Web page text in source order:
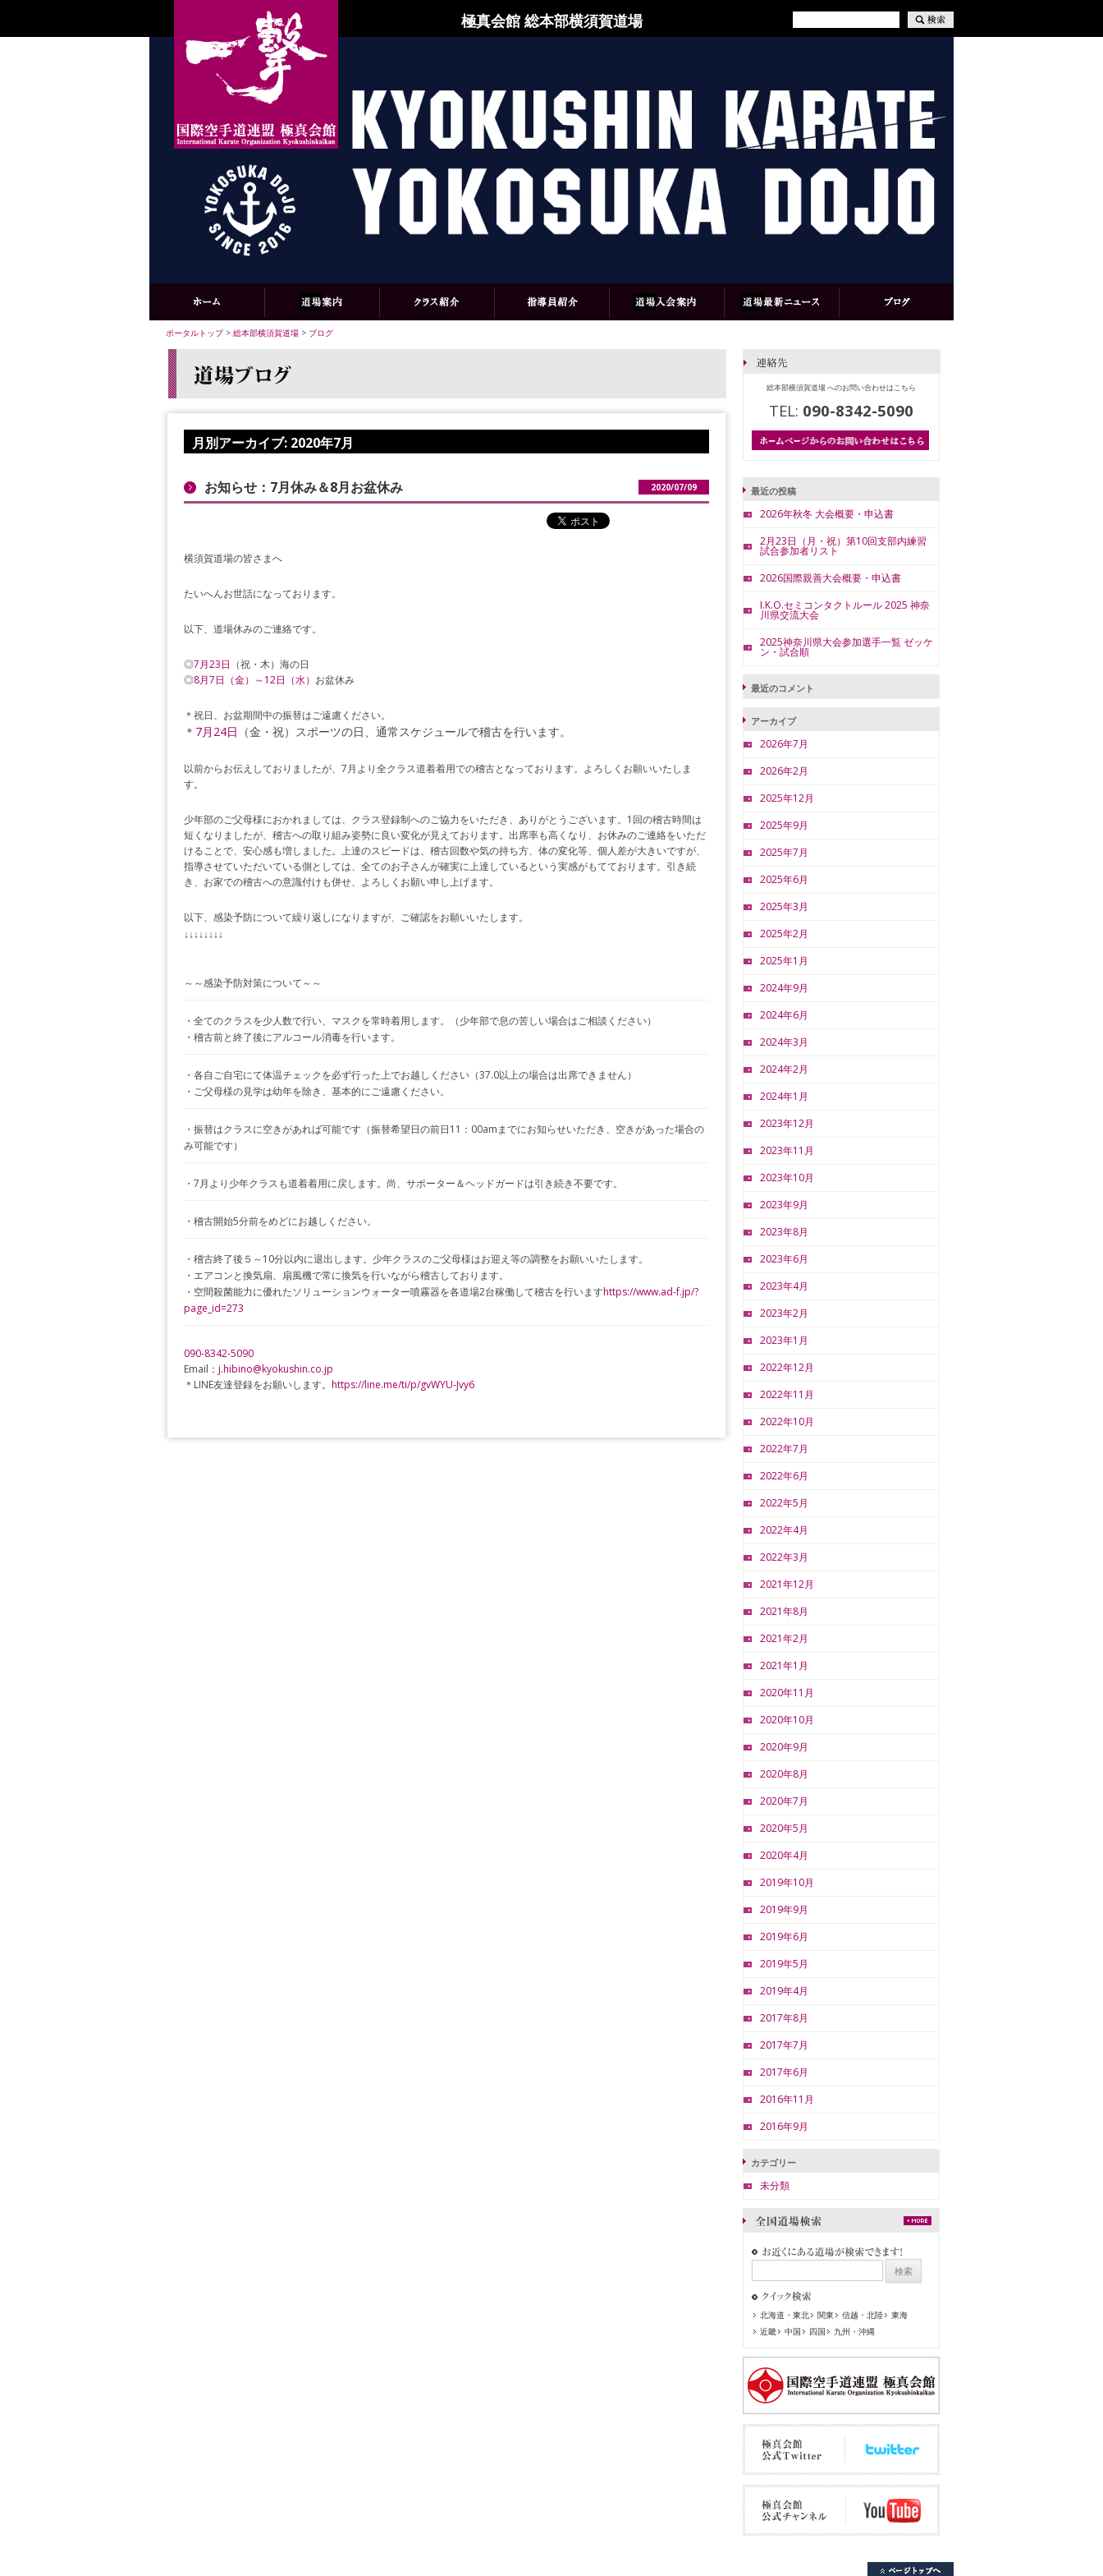
極真会館 総本部横須賀道場
ポータルトップ> 総本部横須賀道場 > ブログ
月別アーカイブ: 2020年7月
お知らせ：7月休み＆8月お盆休み 2020/07/09
横須賀道場の皆さまへ
たいへんお世話になっております。
以下、道場休みのご連絡です。
◎7月23日 （祝・木）海の日
◎8月7日（金）～12日（水） お盆休み
＊祝日、お盆期間中の振替はご遠慮ください。
＊ 7月 24日 （金・祝）スポーツの日、通常スケジュールで稽古を行います。
以前からお伝えしておりましたが、7月より全クラス道着着用での稽古となっております。よろしくお願いいたしま
す。
少年部のご父母様におかれましては、クラス登録制へのご協力をいただき、ありがとうございます。1回の稽古時間は
短くなりましたが、稽古への取り組み姿勢に良い変化が見えております。出席率も高くなり、お休みのご連絡をいただ
けることで、安心感も増しました。上達のスピードは、稽古回数や気の持ち方、体の変化等、個人差が大きいですが、
指導させていただいている側としては、全てのお子さんが確実に上達しているという実感がもてております。引き続
き、お家での稽古への意識付けも併せ、よろしくお願い申し上げます。
以下、感染予防について繰り返しになりますが、ご確認をお願いいたします。
↓↓↓↓↓↓↓↓
～～感染予防対策について～～
・全てのクラスを少人数で行い、マスクを常時着用します。（少年部で息の苦しい場合はご相談ください）
・稽古前と終了後にアルコール消毒を行います。
・各自ご自宅にて体温チェックを必ず行った上でお越しください（37.0以上の場合は出席できません）
・ご父母様の見学は幼年を除き、基本的にご遠慮ください。
・振替はクラスに空きがあれば可能です（振替希望日の前日11：00amまでにお知らせいただき、空きがあった場合の
み可能です）
・7月より少年クラスも道着着用に戻します。尚、サポーター＆ヘッドガードは引き続き不要です。
・稽古開始5分前をめどにお越しください。
・稽古終了後５～10分以内に退出します。少年クラスのご父母様はお迎え等の調整をお願いいたします。
・エアコンと換気扇、扇風機で常に換気を行いながら稽古しております。
・空間殺菌能力に優れたソリューションウォーター噴霧器を各道場2台稼働して稽古を行いますhttps://www.ad-f.jp/?
page_id=273
090-8342-5090
Email： j.hibino@kyokushin.co.jp
＊LINE友達登録をお願いします。 https://line.me/ti/p/gvWYU-Jvy6
総本部横須賀道場 へのお問い合わせはこちら
TEL: 090-8342-5090
最近の投稿
2026年秋冬 大会概要・申込書
2月23日（月・祝）第10回支部内練習
試合参加者リスト
2026国際親善大会概要・申込書
I.K.O.セミコンタクトルール 2025 神奈
川県交流大会
2025神奈川県大会参加選手一覧 ゼッケ
ン・試合順
最近のコメント
アーカイブ
2026年7月
2026年2月
2025年12月
2025年9月
2025年7月
2025年6月
2025年3月
2025年2月
2025年1月
2024年9月
2024年6月
2024年3月
2024年2月
2024年1月
2023年12月
2023年11月
2023年10月
2023年9月
2023年8月
2023年6月
2023年4月
2023年2月
2023年1月
2022年12月
2022年11月
2022年10月
2022年7月
2022年6月
2022年5月
2022年4月
2022年3月
2021年12月
2021年8月
2021年2月
2021年1月
2020年11月
2020年10月
2020年9月
2020年8月
2020年7月
2020年5月
2020年4月
2019年10月
2019年9月
2019年6月
2019年5月
2019年4月
2017年8月
2017年7月
2017年6月
2016年11月
2016年9月
カテゴリー
未分類
北海道・東北 関東 信越・北陸
東海
近畿
中国 四国 九州・沖縄